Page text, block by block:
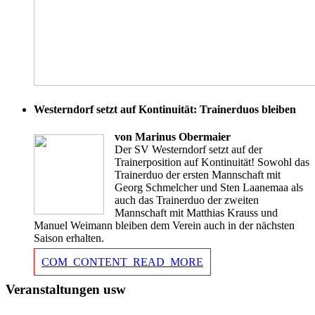
Westerndorf setzt auf Kontinuität: Trainerduos bleiben
von Marinus Obermaier
Der SV Westerndorf setzt auf der
Trainerposition auf Kontinuität! Sowohl das
Trainerduo der ersten Mannschaft mit
Georg Schmelcher und Sten Laanemaa als
auch das Trainerduo der zweiten
Mannschaft mit Matthias Krauss und
Manuel Weimann bleiben dem Verein auch in der nächsten
Saison erhalten.
COM_CONTENT_READ_MORE
Veranstaltungen usw